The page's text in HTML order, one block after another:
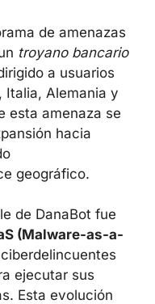
de amenazas
troyano bancario
a usuarios
Italia, Alemania y
esta amenaza se
hacia
geográfico.
de DanaBot fue
(Malware-as-a-
ejecutar sus
Esta evolución